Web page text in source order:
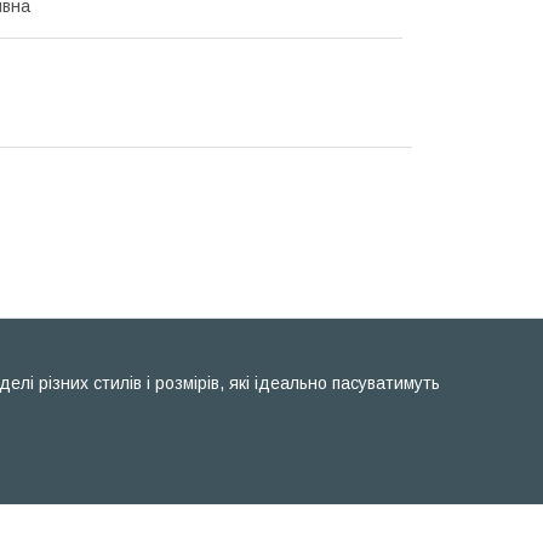
стилів і розмірів, які ідеально пасуватимуть